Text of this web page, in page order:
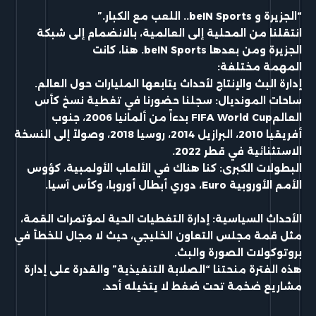
“الجزيرة و beIN Sports.. اللعب مع الكبار.”
انتقلنا من المحلية إلى العالمية، بالانضمام إلى شبكة
الجزيرة ومن بعدها beIN Sports. هنا، كانت
المهمة مختلفة:
إدارة البث والإنتاج لأحداث يتابعها المليارات حول العالم.
ساحات المونديال: سجلنا حضورنا في تغطية نسخ كأس
العالمFIFA World Cup
بدءاً من ألمانيا
2006، جنوب
أفريقيا 2010، البرازيل 2014، روسيا 2018، وصولاً إلى النسخة
الاستثنائية في قطر 2022.
البطولات الكبرى: كنا هناك في الألعاب الأولمبية، كؤوس
الأمم
الأوروبية Euro، دو ري أبطال أوروبا، وكأس آسيا.
الأحداث السياسية: إدارة التغطيات الحية لمؤتمرات القمة،
مثل قمة مجلس التعاون الخليجي، حيث لا مجال للخطأ في
بروتوكولات الصورة والبث.
هذه الفترة منحتنا “الصلابة التنفيذية” والقدرة على إدارة
مشاريع ضخمة تحت ضغط لا يتخيله أحد.